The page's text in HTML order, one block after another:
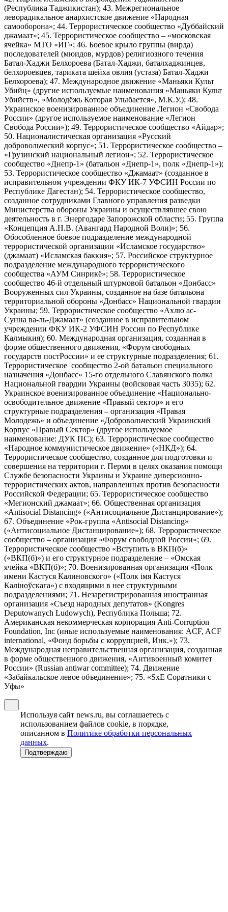
(Республика Таджикистан); 43. Межрегиональное
леворадикальное анархистское движение «Народная
самооборона»; 44. Террористическое сообщество «Дуббайский
джамаат»; 45. Террористическое сообщество – «московская
ячейка» МТО «ИГ»; 46. Боевое крыло группы (вирда)
последователей (мюидов, мурдов) религиозного течения
Батал-Хаджи Белхороева (Батал-Хаджи, баталхаджинцев,
белхороевцев, тариката шейха овлия (устаза) Батал-Хаджи
Белхороева); 47. Международное движение «Маньяки Культ
Убийц» (другие используемые наименования «Маньяки Культ
Убийств», «Молодёжь Которая Улыбается», М.К.У.); 48.
Украинское военизированное объединение Легион «Свобода
России» (другое используемое наименование «Легион
Свобода России»); 49. Террористическое сообщество «Айдар»;
50. Националистическая организация «Русский
добровольческий корпус»; 51. Террористическое сообщество –
«Грузинский национальный легион»; 52. Террористическое
сообщество «Днепр-1» (батальон «Днепр-1», полк «Днепр-1»);
53. Террористическое сообщество «Джамаат» (созданное в
исправительном учреждении ФКУ ИК-7 УФСИН России по
Республике Дагестан); 54. Террористическое сообщество,
созданное сотрудниками Главного управления разведки
Министерства обороны Украины и осуществлявшее свою
деятельность в г. Энергодаре Запорожской области; 55. Группа
«Концепция А.Н.В. (Авангард Народной Воли)»; 56.
Обособленное боевое подразделение международной
террористической организации «Исламское государство»
(джамаат) «Исламская баккия»; 57. Российское структурное
подразделение международного террористического
сообщества «АУМ Синрикё»; 58. Террористическое
сообщество 46-й отдельный штурмовой батальон «Донбасс»
Вооруженных сил Украины, созданное на базе батальона
территориальной обороны «Донбасс» Национальной гвардии
Украины; 59. Террористическое сообщество «Ахлю ас-
Сунна ва-ль-Джамаат» (созданное в исправительном
учреждении ФКУ ИК-2 УФСИН России по Республике
Калмыкия); 60. Международная организация, созданная в
форме общественного движения, «Форум свободных
государств постРоссии» и ее структурные подразделения; 61.
Террористическое сообщество 2-ой батальон специального
назначения «Донбасс» 15-го отдельного Славянского полка
Национальной гвардии Украины (войсковая часть 3035); 62.
Украинское военизированное объединение «Национально-
освободительное движение «Правый сектор» и его
структурные подразделения – организация «Правая
Молодежь» и объединение «Добровольческий Украинский
Корпус «Правый Сектор» (другое используемое
наименование: ДУК ПС); 63. Террористическое сообщество
«Народное коммунистическое движение» («НКД»); 64.
Террористическое сообщество, созданное для подготовки и
совершения на территории г. Перми в целях оказания помощи
Службе безопасности Украины и Украине диверсионно-
террористических актов, направленных против безопасности
Российской Федерации; 65. Террористическое сообщество
«Мегионский джамаат»; 66. Общественная организация
«Antisocial Distancing» («Антисоциальное Дистанцирование»);
67. Объединение «Рок-группа «Antisocial Distancing»
(«Антисоциальное Дистанцирование»); 68. Террористическое
сообщество – организация «Форум свободной России»; 69.
Террористическое сообщество «Вступить в ВКП(б)»
(«ВКП(б)») и его структурное подразделение – «Омская
ячейка «ВКП(б)»; 70. Военизированная организация «Полк
имени Кастуся Калиновского» («Полк iмя Кастуся
Калiноўскага») с входящими в нее структурными
подразделениями; 71. Незарегистрированная иностранная
организация «Съезд народных депутатов» (Kongres
Deputowanych Ludowych), Республика Польша; 72.
Американская некоммерческая корпорация Anti-Corruption
Foundation, Inc (иные используемые наименования: ACF, ACF
international, «Фонд борьбы с коррупцией, Инк.»); 73.
Международная неправительственная организация, созданная
в форме общественного движения, «Антивоенный комитет
России» (Russian antiwar committee); 74. Движение
«Забайкальское левое объединение»; 75. «SxE Соратники с
Уфы»
Используя сайт news.ru, вы соглашаетесь с
использованием файлов cookie, в порядке,
описанном в Политике обработки персональных
данных.
Подтверждаю